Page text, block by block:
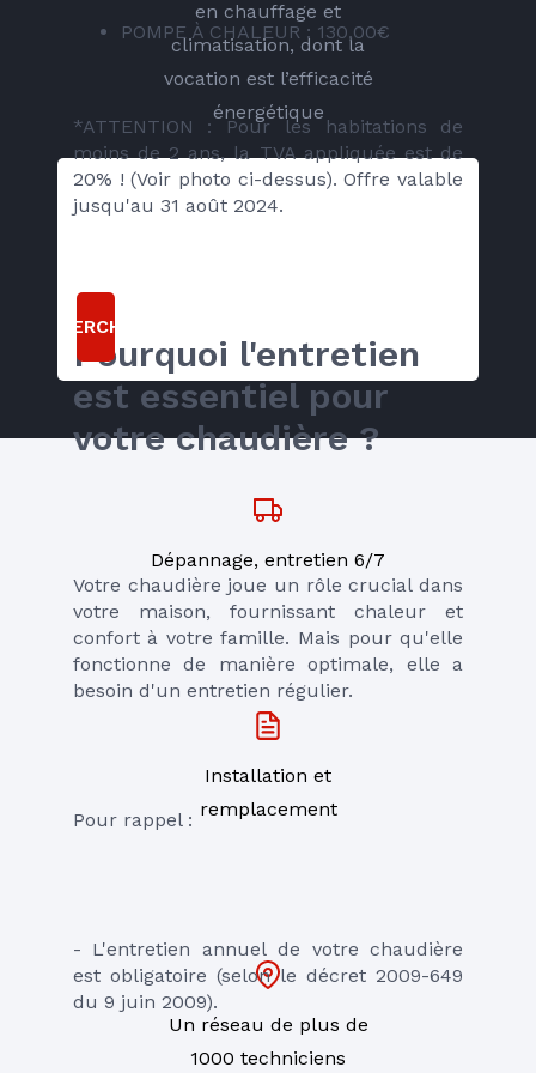
POMPE À CHALEUR : 130,00€
*ATTENTION : Pour les habitations de
moins de 2 ans, la TVA appliquée est de
20% ! (Voir photo ci-dessus). Offre valable
jusqu'au 31 août 2024.
Pourquoi l'entretien
est essentiel pour
votre chaudière ?
Votre chaudière joue un rôle crucial dans
votre maison, fournissant chaleur et
confort à votre famille. Mais pour qu'elle
fonctionne de manière optimale, elle a
besoin d'un entretien régulier.
Pour rappel :
- L'entretien annuel de votre chaudière
est obligatoire (selon le décret 2009-649
du 9 juin 2009).
en chauffage et
climatisation, dont la
vocation est l’efficacité
énergétique
RECHERCHER
Dépannage, entretien 6/7
Installation et
remplacement
Un réseau de plus de
1000 techniciens